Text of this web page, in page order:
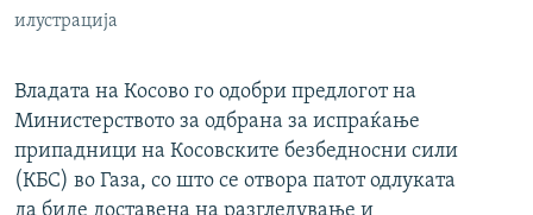
илустрација
Владата на Косово го одобри предлогот на
Министерството за одбрана за испраќање
припадници на Косовските безбедносни сили
(КБС) во Газа, со што се отвора патот одлуката